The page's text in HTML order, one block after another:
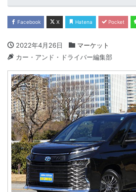
Facebook X Hatena Pocket
2022年4月26日
マーケット
カー・アンド・ドライバー編集部